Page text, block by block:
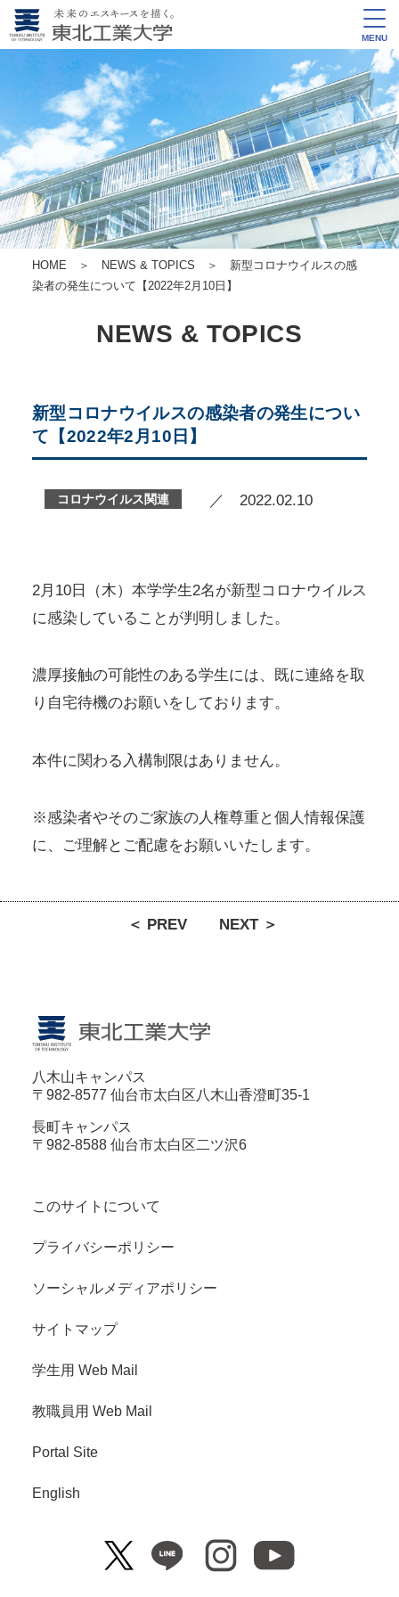
MENU
HOME ＞ NEWS & TOPICS ＞ 新型コロナウイルスの感
染者の発生について【2022年2月10日】
NEWS & TOPICS
新型コロナウイルスの感染者の発生につい
て【2022年2月10日】
コロナウイルス関連 ／ 2022.02.10
2月10日（木）本学学生2名が新型コロナウイルス
に感染していることが判明しました。
濃厚接触の可能性のある学生には、既に連絡を取
り自宅待機のお願いをしております。
本件に関わる入構制限はありません。
※感染者やそのご家族の人権尊重と個人情報保護
に、ご理解とご配慮をお願いいたします。
＜ PREV NEXT ＞
八木山キャンパス
〒982-8577 仙台市太白区八木山香澄町35-1
長町キャンパス
〒982-8588 仙台市太白区二ツ沢6
このサイトについて
プライバシーポリシー
ソーシャルメディアポリシー
サイトマップ
学生用 Web Mail
教職員用 Web Mail
Portal Site
English